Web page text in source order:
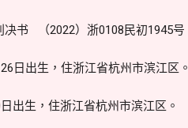
书 （2022）浙0108民初1945号
日出生，住浙江省杭州市滨江区。
出生，住浙江省杭州市滨江区。